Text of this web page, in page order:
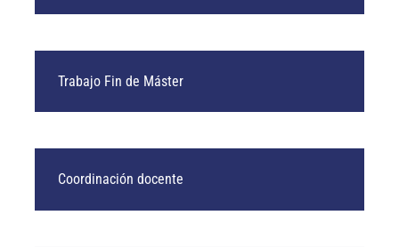
Trabajo Fin de Máster
Coordinación docente